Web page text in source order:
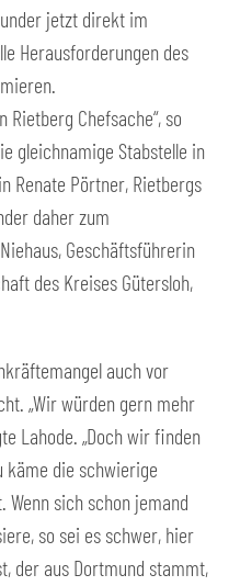
jetzt direkt im
Herausforderungen des
Chefsache“, so
gleichnamige Stabstelle in
Renate Pörtner, Rietbergs
daher zum
Geschäftsführerin
des Kreises Gütersloh,
auch vor
„Wir würden gern mehr
Lahode. „Doch wir finden
käme die schwierige
Wenn sich schon jemand
so sei es schwer, hier
der aus Dortmund stammt,